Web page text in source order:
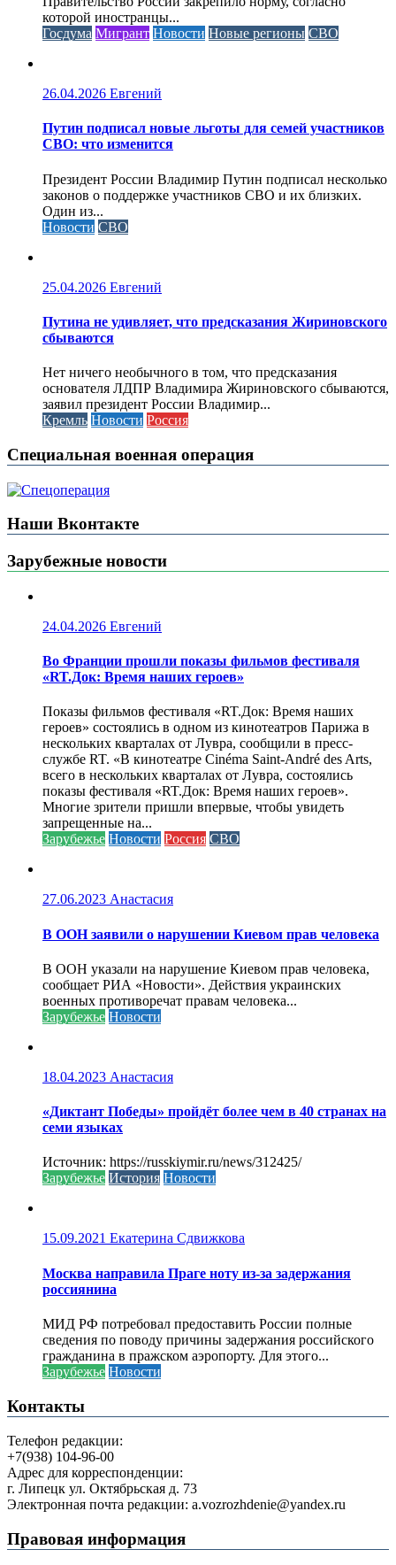
которой иностранцы...
Госдума Мигрант Новости Новые регионы СВО
26.04.2026 Евгений
Путин подписал новые льготы для семей участников
СВО: что изменится
Президент России Владимир Путин подписал несколько
законов о поддержке участников СВО и их близких.
Один из...
Новости СВО
25.04.2026 Евгений
Путина не удивляет, что предсказания Жириновского
сбываются
Нет ничего необычного в том, что предсказания
основателя ЛДПР Владимира Жириновского сбываются,
заявил президент России Владимир...
Кремль Новости Россия
Специальная военная операция
Наши Вконтакте
Зарубежные новости
24.04.2026 Евгений
Во Франции прошли показы фильмов фестиваля
«RT.Док: Время наших героев»
Показы фильмов фестиваля «RT.Док: Время наших
героев» состоялись в одном из кинотеатров Парижа в
нескольких кварталах от Лувра, сообщили в пресс-
службе RT. «В кинотеатре Cinéma Saint-André des Arts,
всего в нескольких кварталах от Лувра, состоялись
показы фестиваля «RT.Док: Время наших героев».
Многие зрители пришли впервые, чтобы увидеть
запрещенные на...
Зарубежье Новости Россия СВО
27.06.2023 Анастасия
В ООН заявили о нарушении Киевом прав человека
В ООН указали на нарушение Киевом прав человека,
сообщает РИА «Новости». Действия украинских
военных противоречат правам человека...
Зарубежье Новости
18.04.2023 Анастасия
«Диктант Победы» пройдёт более чем в 40 странах на
семи языках
Источник: https://russkiymir.ru/news/312425/
Зарубежье История Новости
15.09.2021 Екатерина Сдвижкова
Москва направила Праге ноту из-за задержания
россиянина
МИД РФ потребовал предоставить России полные
сведения по поводу причины задержания российского
гражданина в пражском аэропорту. Для этого...
Зарубежье Новости
Контакты
Телефон редакции:
+7(938) 104-96-00
Адрес для корреспонденции:
г. Липецк ул. Октябрьская д. 73
Электронная почта редакции: a.vozrozhdenie@yandex.ru
Правовая информация